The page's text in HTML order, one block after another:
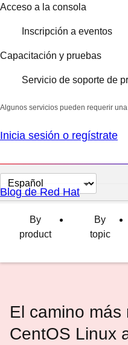
Acceso a la consola
Inscripción a eventos
Capacitación y pruebas
Servicio de soporte de
Algunos servicios pueden requerir
Inicia sesión o regístrate
Cambiar
el
idioma
Blog de Red Hat
By
product
By
topic
El camino más
CentOS Linux